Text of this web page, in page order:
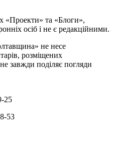
«Проекти» та «Блоги»,
осіб і не є редакційними.
не несе
розміщених
завжди поділяє погляди
25
53